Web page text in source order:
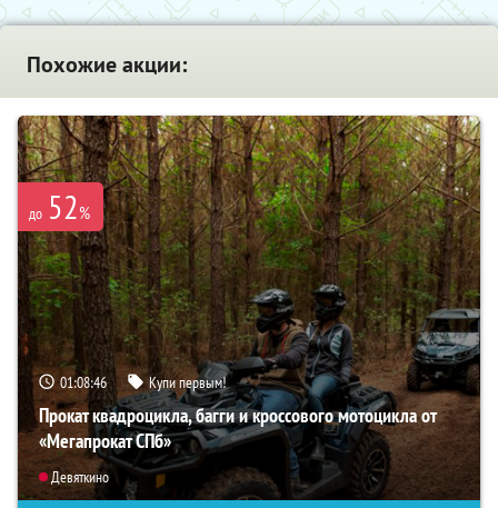
Похожие акции:
до 52%
01:08:44 Купи первым!
Прокат квадроцикла, багги и кроссового мотоцикла от
«Мегапрокат СПб»
Девяткино